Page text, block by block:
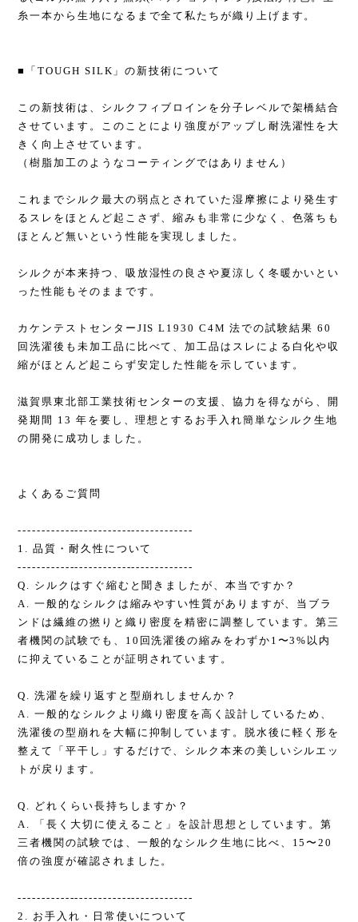
糸一本から生地になるまで全て私たちが織り上げます。
■「TOUGH SILK」の新技術について
この新技術は、シルクフィブロインを分子レベルで架橋結合
させています。このことにより強度がアップし耐洗濯性を大
きく向上させています。
（樹脂加工のようなコーティングではありません）
これまでシルク最大の弱点とされていた湿摩擦により発生す
るスレをほとんど起こさず、縮みも非常に少なく、色落ちも
ほとんど無いという性能を実現しました。
シルクが本来持つ、吸放湿性の良さや夏涼しく冬暖かいとい
った性能もそのままです。
カケンテストセンターJIS L1930 C4M 法での試験結果 60
回洗濯後も未加工品に比べて、加工品はスレによる白化や収
縮がほとんど起こらず安定した性能を示しています。
滋賀県東北部工業技術センターの支援、協力を得ながら、開
発期間 13 年を要し、理想とするお手入れ簡単なシルク生地
の開発に成功しました。
よくあるご質問
-------------------------------------
1. 品質・耐久性について
-------------------------------------
Q. シルクはすぐ縮むと聞きましたが、本当ですか？
A. 一般的なシルクは縮みやすい性質がありますが、当ブラ
ンドは繊維の撚りと織り密度を精密に調整しています。第三
者機関の試験でも、10回洗濯後の縮みをわずか1〜3%以内
に抑えていることが証明されています。
Q. 洗濯を繰り返すと型崩れしませんか？
A. 一般的なシルクより織り密度を高く設計しているため、
洗濯後の型崩れを大幅に抑制しています。脱水後に軽く形を
整えて「平干し」するだけで、シルク本来の美しいシルエッ
トが戻ります。
Q. どれくらい長持ちしますか？
A. 「長く大切に使えること」を設計思想としています。第
三者機関の試験では、一般的なシルク生地に比べ、15〜20
倍の強度が確認されました。
-------------------------------------
2. お手入れ・日常使いについて